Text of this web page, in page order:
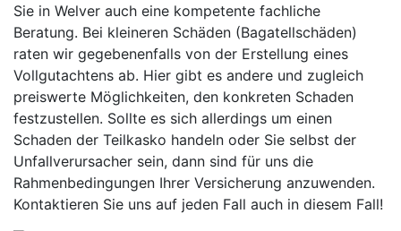
Sie in Welver auch eine kompetente fachliche
Beratung. Bei kleineren Schäden (Bagatellschäden)
raten wir gegebenenfalls von der Erstellung eines
Vollgutachtens ab. Hier gibt es andere und zugleich
preiswerte Möglichkeiten, den konkreten Schaden
festzustellen. Sollte es sich allerdings um einen
Schaden der Teilkasko handeln oder Sie selbst der
Unfallverursacher sein, dann sind für uns die
Rahmenbedingungen Ihrer Versicherung anzuwenden.
Kontaktieren Sie uns auf jeden Fall auch in diesem Fall!